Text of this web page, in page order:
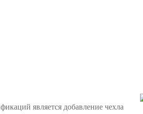
является добавление чехла